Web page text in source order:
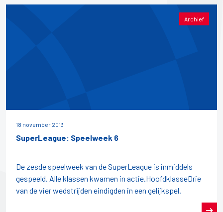
Archief
18 november 2013
SuperLeague: Speelweek 6
De zesde speelweek van de SuperLeague is inmiddels
gespeeld. Alle klassen kwamen in actie.HoofdklasseDrie
van de vier wedstrijden eindigden in een gelijkspel.